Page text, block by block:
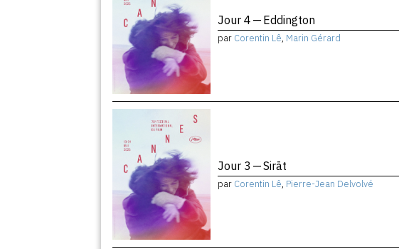
Jour 4 — Eddington
par Corentin Lê, Marin Gérard
Jour 3 — Sirāt
par Corentin Lê, Pierre-Jean Delvolvé